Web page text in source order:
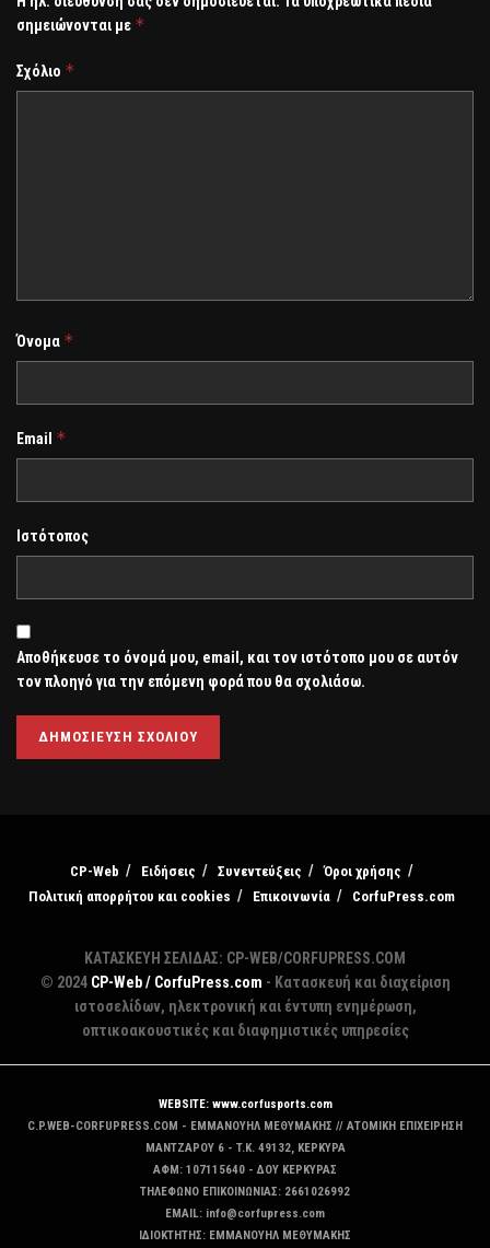
σημειώνονται με *
Σχόλιο *
Όνομα *
Email *
Ιστότοπος
Αποθήκευσε το όνομά μου, email, και τον ιστότοπο μου σε αυτόν
τον πλοηγό για την επόμενη φορά που θα σχολιάσω.
CP-Web Ειδήσεις Συνεντεύξεις
Όροι χρήσης
Πολιτική απορρήτου και cookies
Επικοινωνία CorfuPress.com
ΚΑΤΑΣΚΕΥΗ ΣΕΛΙΔΑΣ: CP-WEB/CORFUPRESS.COM
© 2024 CP-Web / CorfuPress.com - Κατασκευή και διαχείριση
ιστοσελίδων, ηλεκτρονική και έντυπη ενημέρωση,
οπτικοακουστικές και διαφημιστικές υπηρεσίες
WEBSITE: www.corfusports.com
C.P.WEB-CORFUPRESS.COM - ΕΜΜΑΝΟΥΗΛ ΜΕΘΥΜΑΚΗΣ // ΑΤΟΜΙΚΗ ΕΠΙΧΕΙΡΗΣΗ
MANTZAΡΟΥ 6 - T.K. 49132, ΚΕΡΚΥΡΑ
ΑΦΜ: 107115640 - ΔΟΥ ΚΕΡΚΥΡΑΣ
ΤΗΛΕΦΩΝΟ ΕΠΙΚΟΙΝΩΝΙΑΣ: 2661026992
EMAIL: info@corfupress.com
ΙΔΙΟΚΤΗΤΗΣ: EMMANOYΗΛ ΜΕΘΥΜΑΚΗΣ